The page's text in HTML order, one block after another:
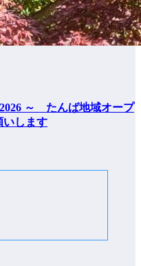
～ たんば地域オープ
いします